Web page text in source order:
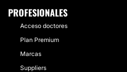
PROFESIONALES
Acceso doctores
Plan Premium
Marcas
Suppliers